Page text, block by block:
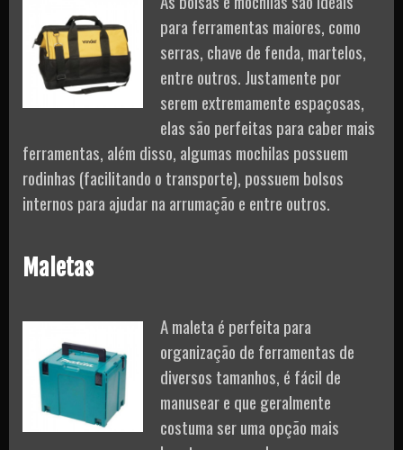
para ferramentas maiores, como
serras, chave de fenda, martelos,
entre outros. Justamente por
serem extremamente espaçosas,
elas são perfeitas para caber mais
ferramentas, além disso, algumas mochilas possuem
rodinhas (facilitando o transporte), possuem bolsos
internos para ajudar na arrumação e entre outros.
Maletas
A maleta é perfeita para
organização de ferramentas de
diversos tamanhos, é fácil de
manusear e que geralmente
costuma ser uma opção mais